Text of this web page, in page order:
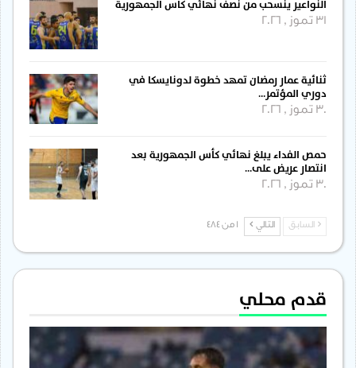
النواعير ينسحب من نصف نهائي كأس الجمهورية
31 تموز , 2026
ثنائية عمار رمضان تمهد خطوة لدونايسكا في
دوري المؤتمر…
30 تموز , 2026
حمص الفداء يبلغ نهائي كأس الجمهورية بعد
انتصار عريض على…
30 تموز , 2026
السابق التالي
قدم محلي